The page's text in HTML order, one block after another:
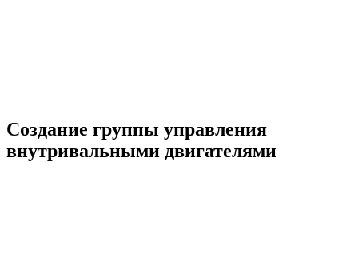
Создание группы управления
внутривальными двигателями